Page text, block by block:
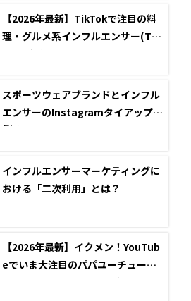
【2026年最新】TikTokで注目の料
理・グルメ系インフルエンサー(Tik
Toker)5選
スポーツウェアブランドとインフル
エンサーのInstagramタイアップ事
例5選
インフルエンサーマーケティングに
おける「二次利用」とは？
【2026年最新】イクメン！YouTub
eでいま大注目のパパユーチューバ
ー4選と企業タイアップ事例